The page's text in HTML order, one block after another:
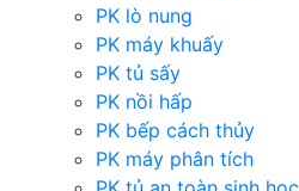
PK lò nung
PK máy khuấy
PK tủ sấy
PK nồi hấp
PK bếp cách thủy
PK máy phân tích